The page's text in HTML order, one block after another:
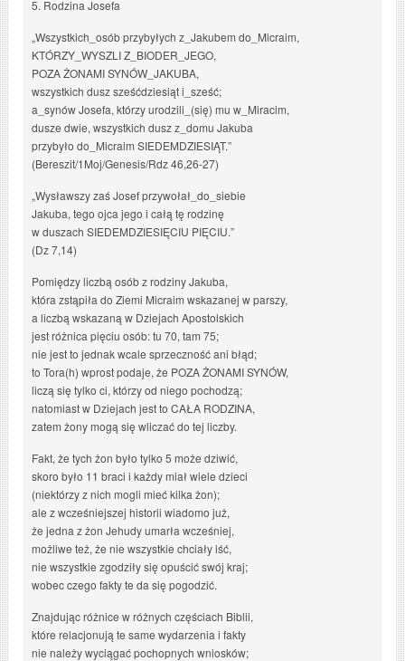
5. Rodzina Josefa
„Wszystkich_osób przybyłych z_Jakubem do_Micraim,
KTÓRZY_WYSZLI Z_BIODER_JEGO,
POZA ŻONAMI SYNÓW_JAKUBA,
wszystkich dusz sześćdziesiąt i_sześć;
a_synów Josefa, którzy urodzili_(się) mu w_Miracim,
dusze dwie, wszystkich dusz z_domu Jakuba
przybyło do_Micraim SIEDEMDZIESIĄT.”
(Bereszit/1Moj/Genesis/Rdz 46,26-27)
„Wysławszy zaś Josef przywołał_do_siebie
Jakuba, tego ojca jego i całą tę rodzinę
w duszach SIEDEMDZIESIĘCIU PIĘCIU.”
(Dz 7,14)
Pomiędzy liczbą osób z rodziny Jakuba,
która zstąpiła do Ziemi Micraim wskazanej w parszy,
a liczbą wskazaną w Dziejach Apostolskich
jest różnica pięciu osób: tu 70, tam 75;
nie jest to jednak wcale sprzeczność ani błąd;
to Tora(h) wprost podaje, że POZA ŻONAMI SYNÓW,
liczą się tylko ci, którzy od niego pochodzą;
natomiast w Dziejach jest to CAŁA RODZINA,
zatem żony mogą się wliczać do tej liczby.
Fakt, że tych żon było tylko 5 może dziwić,
skoro było 11 braci i każdy miał wiele dzieci
(niektórzy z nich mogli mieć kilka żon);
ale z wcześniejszej historii wiadomo już,
że jedna z żon Jehudy umarła wcześniej,
możliwe też, że nie wszystkie chciały iść,
nie wszystkie zgodziły się opuścić swój kraj;
wobec czego fakty te da się pogodzić.
Znajdując różnice w różnych częściach Biblii,
które relacjonują te same wydarzenia i fakty
nie należy wyciągać pochopnych wniosków;